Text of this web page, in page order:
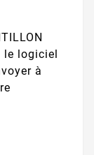
le logiciel
à